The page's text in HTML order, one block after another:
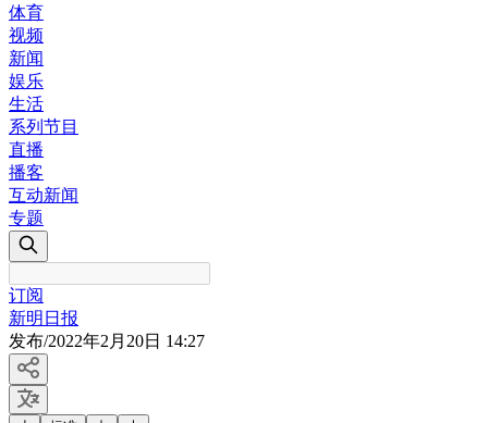
体育
视频
新闻
娱乐
生活
系列节目
直播
播客
互动新闻
专题
订阅
新明日报
发布/2022年2月20日 14:27